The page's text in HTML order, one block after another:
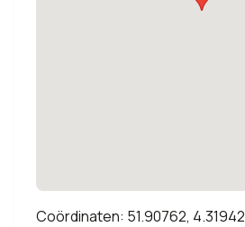
Coördinaten: 51.90762, 4.31942